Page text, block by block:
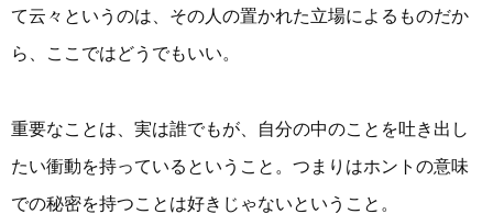
て云々というのは、その人の置かれた立場によるものだか
ら、ここではどうでもいい。
重要なことは、実は誰でもが、自分の中のことを吐き出し
たい衝動を持っているということ。つまりはホントの意味
での秘密を持つことは好きじゃないということ。